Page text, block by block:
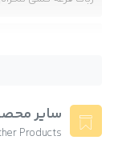
سورس کد برنامه
سایر
Products